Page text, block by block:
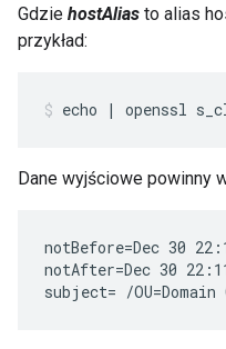
Gdzie hostAlias to alias
przykład:
echo | openssl
Dane wyjściowe powinny
notBefore=Dec 30
notAfter=Dec 30
subject= /